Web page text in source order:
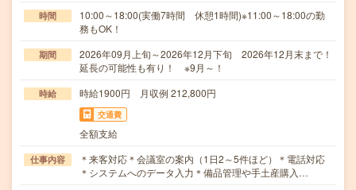
時間
10:00～18:00(実働7時間 休憩1時間)※11:00～18:00の勤
務もOK！
期間
2026年09月上旬～2026年12月下旬 2026年12月末まで！
延長の可能性も有り！ ※9月～！
時給 時給1900円 月収例 212,800円
交通費
全額支給
仕事内容
＊来客対応＊会議室の案内（1日2～5件ほど）＊電話対応
＊システムへのデータ入力＊備品管理や手土産購入…